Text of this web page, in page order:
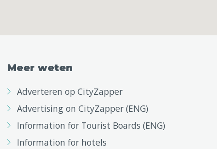
Meer weten
Adverteren op CityZapper
Advertising on CityZapper (ENG)
Information for Tourist Boards (ENG)
Information for hotels